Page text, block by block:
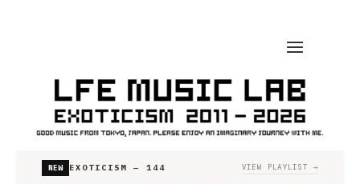
NEW EXOTICISM — 144 VIEW PLAYLIST →